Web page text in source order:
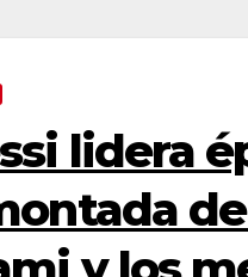
lidera